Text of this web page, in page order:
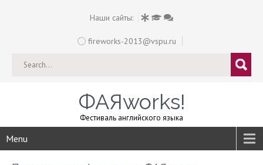
Наши сайты:
fireworks-2013@vspu.ru
ФАЯworks!
Фестиваль английского языка
Menu